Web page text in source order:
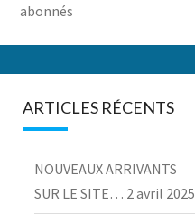
abonnés
ARTICLES RÉCENTS
NOUVEAUX ARRIVANTS
SUR LE SITE… 2 avril 2025